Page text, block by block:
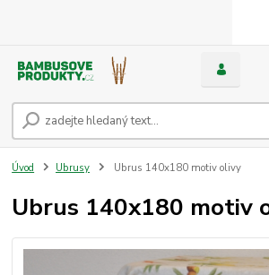
Úvod Ubrusy Ubrus 140x180 motiv olivy
Ubrus 140x180 motiv